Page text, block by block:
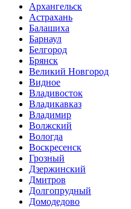
Архангельск
Астрахань
Балашиха
Барнаул
Белгород
Брянск
Великий Новгород
Видное
Владивосток
Владикавказ
Владимир
Волжский
Вологда
Воскресенск
Грозный
Дзержинский
Дмитров
Долгопрудный
Домодедово